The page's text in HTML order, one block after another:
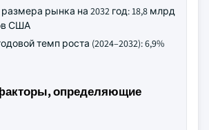
рынка на 2032 год: 18,8 млрд
США
темп роста (2024–2032): 6,9%
определяющие